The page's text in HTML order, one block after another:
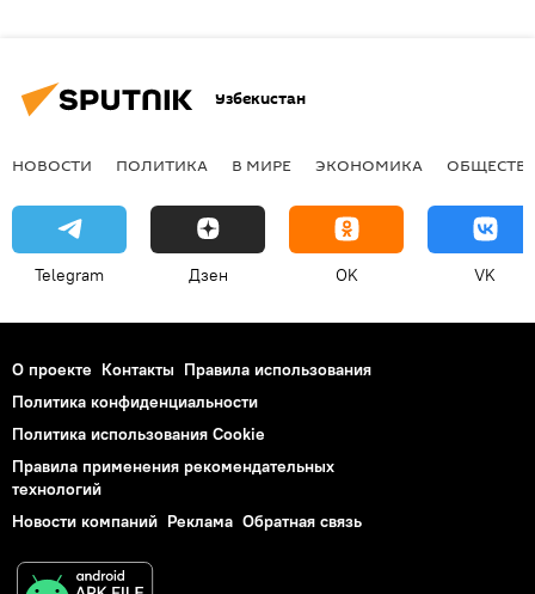
Узбекистан
НОВОСТИ ПОЛИТИКА В МИРЕ ЭКОНОМИКА
Telegram Дзен OK VK
О проекте Контакты Правила использования
Политика конфиденциальности
Политика использования Cookie
Правила применения рекомендательных
технологий
Новости компаний Реклама Обратная связь